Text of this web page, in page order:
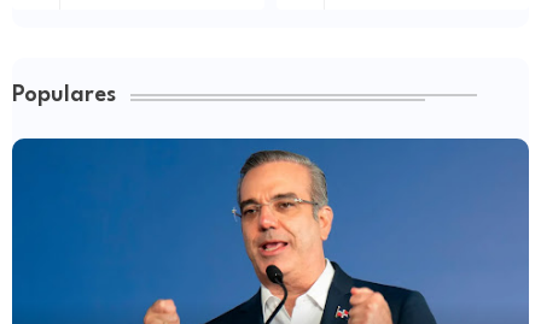
Populares